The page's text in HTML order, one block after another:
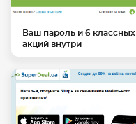
Ваш пароль и 6 классных
акций внутри